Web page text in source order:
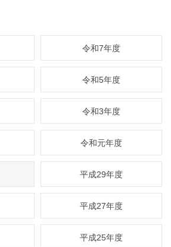
令和7年度
令和5年度
令和3年度
令和元年度
平成29年度
平成27年度
平成25年度